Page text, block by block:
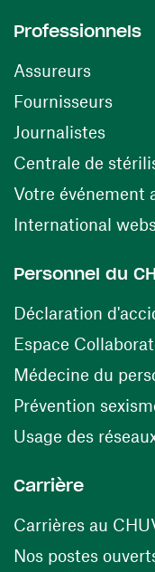
Professionnels
Assureurs
Fournisseurs
Journalistes
Centrale de
Votre événement
International
Personnel du
Déclaration
Espace
Médecine du
Prévention
Usage des
Carrière
Carrières au
Nos postes